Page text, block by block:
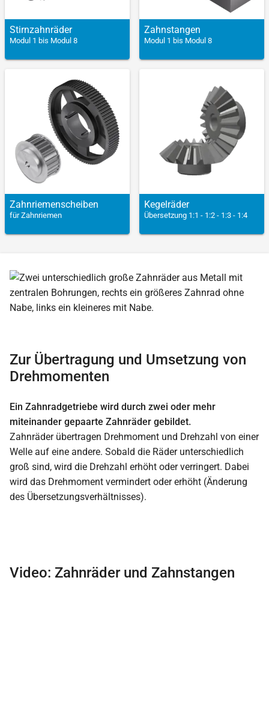
Stirn­zahnräder
Modul 1 bis Modul 8
Zahn­stangen
Modul 1 bis Modul 8
Zahnriemen­scheiben
für Zahnriemen
Kegel­räder
Übersetzung 1:1 - 1:2 - 1:3 - 1:4
Zur Übertragung und Umsetzung von
Drehmomenten
Ein Zahnradgetriebe wird durch zwei oder mehr
miteinander gepaarte Zahnräder gebildet.
Zahnräder übertragen Drehmoment und Drehzahl von einer
Welle auf eine andere. Sobald die Räder unterschiedlich
groß sind, wird die Drehzahl erhöht oder verringert. Dabei
wird das Drehmoment vermindert oder erhöht (Änderung
des Übersetzungsverhältnisses).
Video: Zahnräder und Zahnstangen